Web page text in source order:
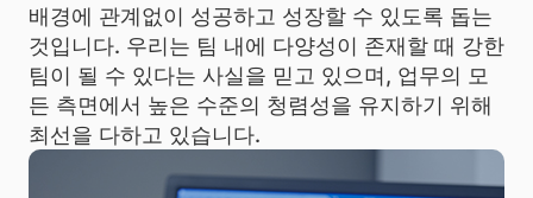
배경에 관계없이 성공하고 성장할 수 있도록 돕는
것입니다. 우리는 팀 내에 다양성이 존재할 때 강한
팀이 될 수 있다는 사실을 믿고 있으며, 업무의 모
든 측면에서 높은 수준의 청렴성을 유지하기 위해
최선을 다하고 있습니다.